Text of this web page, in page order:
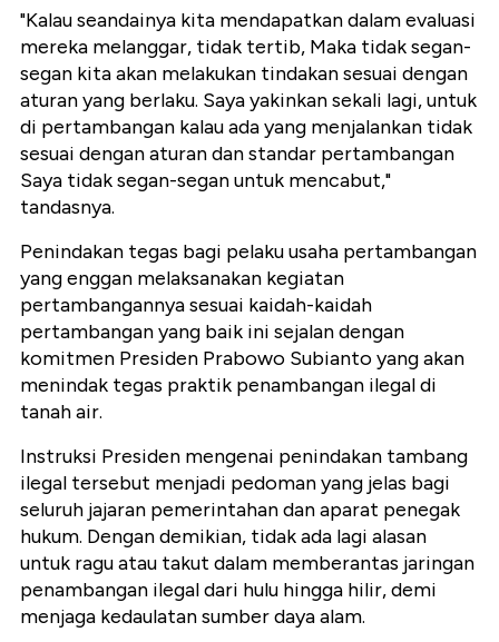
"Kalau seandainya kita mendapatkan dalam evaluasi
mereka melanggar, tidak tertib, Maka tidak segan-
segan kita akan melakukan tindakan sesuai dengan
aturan yang berlaku. Saya yakinkan sekali lagi, untuk
di pertambangan kalau ada yang menjalankan tidak
sesuai dengan aturan dan standar pertambangan
Saya tidak segan-segan untuk mencabut,"
tandasnya.
Penindakan tegas bagi pelaku usaha pertambangan
yang enggan melaksanakan kegiatan
pertambangannya sesuai kaidah-kaidah
pertambangan yang baik ini sejalan dengan
komitmen Presiden Prabowo Subianto yang akan
menindak tegas praktik penambangan ilegal di
tanah air.
Instruksi Presiden mengenai penindakan tambang
ilegal tersebut menjadi pedoman yang jelas bagi
seluruh jajaran pemerintahan dan aparat penegak
hukum. Dengan demikian, tidak ada lagi alasan
untuk ragu atau takut dalam memberantas jaringan
penambangan ilegal dari hulu hingga hilir, demi
menjaga kedaulatan sumber daya alam.